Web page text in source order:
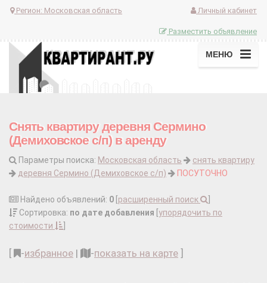
Регион: Московская область Личный кабинет
Разместить объявление
МЕНЮ
Снять квартиру деревня Сермино
(Демиховское с/п) в аренду
Параметры поиска: Московская область
снять квартиру
деревня Сермино (Демиховское с/п)
ПОСУТОЧНО
Найдено объявлений: 0 расширенный поиск
Сортировка: по дате добавления упорядочить по
стоимости
-избранное | -показать на карте